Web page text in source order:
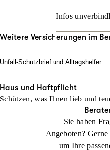
Infos
Weitere Versicherungen im
Unfall-Schutzbrief und Alltagshelfer
Ihr Alltag nach einem Unfall
organisiert ist.
Jetzt konfigurieren
Haus und Haftpflicht
Schützen, was Ihnen lieb und
Sie haben
Angeboten?
um Ihre